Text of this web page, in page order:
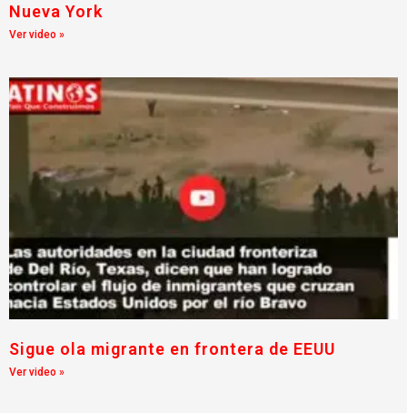
Nueva York
Ver video »
Sigue ola migrante en frontera de EEUU
Ver video »